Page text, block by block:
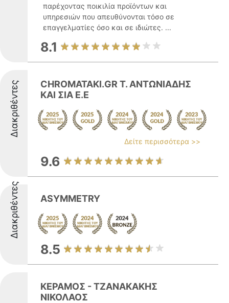
παρέχοντας ποικιλία προϊόντων και
υπηρεσιών που απευθύνονται τόσο σε
επαγγελματίες όσο και σε ιδιώτες. ...
8.1
Διακριθέντες
CHROMATAKI.GR Τ. ΑΝΤΩΝΙΑΔΗΣ
ΚΑΙ ΣΙΑ Ε.Ε
Δείτε περισσότερα >>
9.6
Διακριθέντες ASYMMETRY
8.5
ΚΕΡΑΜΟΣ - ΤΖΑΝΑΚΑΚΗΣ
ΝΙΚΟΛΑΟΣ